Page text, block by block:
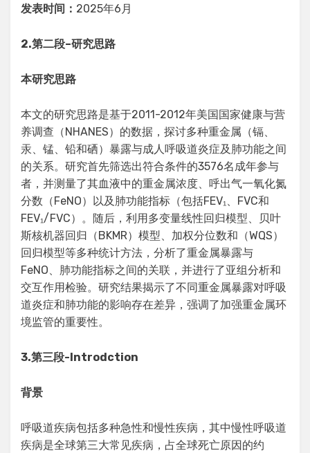
发表时间： 2025年6月
2.第二段–研究思路
本研究思路
本文的研究思路是基于2011-2012年美国国家健康与营
养调查（NHANES）的数据，探讨多种重金属（镉、
汞、锰、铅和硒）暴露与成人呼吸道炎症及肺功能之间
的关系。研究首先筛选出符合条件的3576名成年参与
者，并测量了其血液中的重金属浓度、呼出气一氧化氮
分数（FeNO）以及肺功能指标（包括FEV₁、FVC和
FEV₁/FVC）。随后，利用多变量线性回归模型、贝叶
斯核机器回归（BKMR）模型、加权分位数和（WQS）
回归模型等多种统计方法，分析了重金属暴露与
FeNO、肺功能指标之间的关联，并进行了亚组分析和
交互作用检验。研究结果揭示了不同重金属暴露对呼吸
道炎症和肺功能的影响存在差异，强调了加强重金属环
境监管的重要性。
3.第三段-Introdction
背景
呼吸道疾病包括多种急性和慢性疾病，其中慢性呼吸道
疾病是全球第三大常见疾病，占全球死亡原因的约